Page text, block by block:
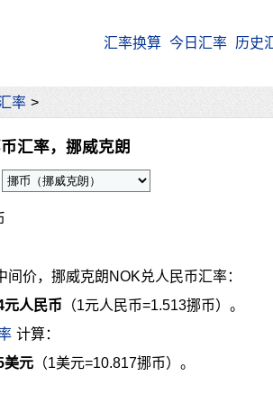
汇率换算 今日汇率 历史
率 >
汇率，挪威克朗
间价，挪威克朗NOK兑人民币汇率：
元人民币 （1元人民币=1.513挪币）。
计算：
美元 （1美元=10.817挪币）。